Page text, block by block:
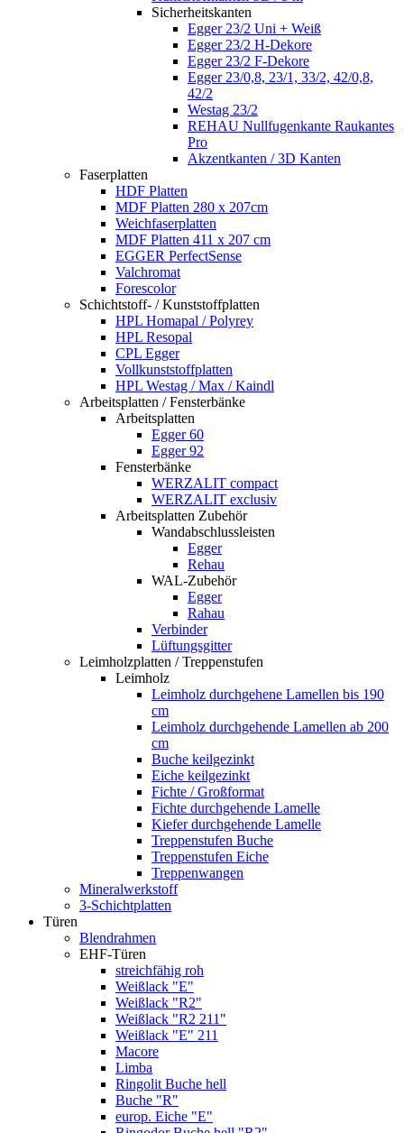
Sicherheitskanten
Egger 23/2 Uni + Weiß
Egger 23/2 H-Dekore
Egger 23/2 F-Dekore
Egger 23/0,8, 23/1, 33/2, 42/0,8,
42/2
Westag 23/2
REHAU Nullfugenkante Raukantes
Pro
Akzentkanten / 3D Kanten
Faserplatten
HDF Platten
MDF Platten 280 x 207cm
Weichfaserplatten
MDF Platten 411 x 207 cm
EGGER PerfectSense
Valchromat
Forescolor
Schichtstoff- / Kunststoffplatten
HPL Homapal / Polyrey
HPL Resopal
CPL Egger
Vollkunststoffplatten
HPL Westag / Max / Kaindl
Arbeitsplatten / Fensterbänke
Arbeitsplatten
Egger 60
Egger 92
Fensterbänke
WERZALIT compact
WERZALIT exclusiv
Arbeitsplatten Zubehör
Wandabschlussleisten
Egger
Rehau
WAL-Zubehör
Egger
Rahau
Verbinder
Lüftungsgitter
Leimholzplatten / Treppenstufen
Leimholz
Leimholz durchgehene Lamellen bis 190
cm
Leimholz durchgehende Lamellen ab 200
cm
Buche keilgezinkt
Eiche keilgezinkt
Fichte / Großformat
Fichte durchgehende Lamelle
Kiefer durchgehende Lamelle
Treppenstufen Buche
Treppenstufen Eiche
Treppenwangen
Mineralwerkstoff
3-Schichtplatten
Türen
Blendrahmen
EHF-Türen
streichfähig roh
Weißlack "E"
Weißlack "R2"
Weißlack "R2 211"
Weißlack "E" 211
Macore
Limba
Ringolit Buche hell
Buche "R"
europ. Eiche "E"